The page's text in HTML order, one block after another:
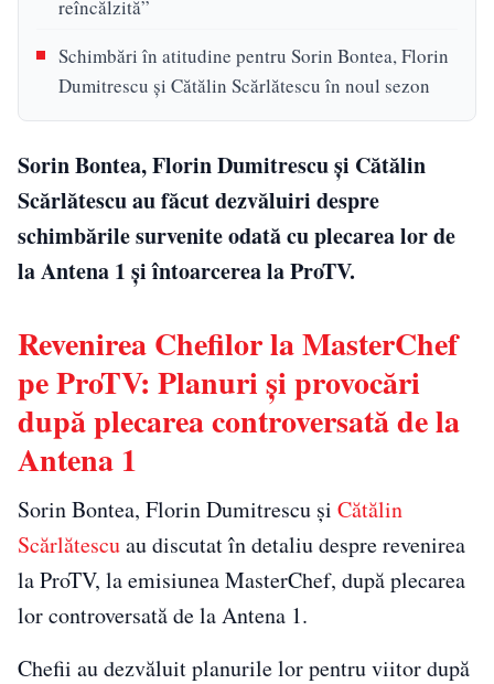
reîncălzită”
Schimbări în atitudine pentru Sorin Bontea, Florin
Dumitrescu și Cătălin Scărlătescu în noul sezon
Sorin Bontea, Florin Dumitrescu și Cătălin
Scărlătescu au făcut dezvăluiri despre
schimbările survenite odată cu plecarea lor de
la Antena 1 și întoarcerea la ProTV.
Revenirea Chefilor la MasterChef
pe ProTV: Planuri și provocări
după plecarea controversată de la
Antena 1
Sorin Bontea, Florin Dumitrescu și Cătălin
Scărlătescuau discutat în detaliu despre revenirea
la ProTV, la emisiunea MasterChef, după plecarea
lor controversată de la Antena 1.
Chefii au dezvăluit planurile lor pentru viitor după